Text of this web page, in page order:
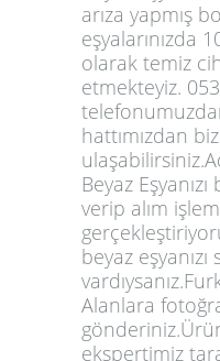
arıza yapmış
eşyalarınızda
olarak temiz
etmekteyiz.
hattımızdan
Beyaz
verip alım
beyaz
Alanlara
ekspertimiz